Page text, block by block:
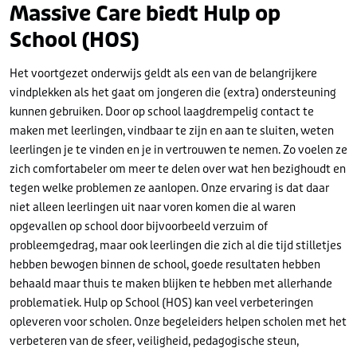
Massive Care biedt Hulp op
School (HOS)
Het voortgezet onderwijs geldt als een van de belangrijkere
vindplekken als het gaat om jongeren die (extra) ondersteuning
kunnen gebruiken. Door op school laagdrempelig contact te
maken met leerlingen, vindbaar te zijn en aan te sluiten, weten
leerlingen je te vinden en je in vertrouwen te nemen. Zo voelen ze
zich comfortabeler om meer te delen over wat hen bezighoudt en
tegen welke problemen ze aanlopen. Onze ervaring is dat daar
niet alleen leerlingen uit naar voren komen die al waren
opgevallen op school door bijvoorbeeld verzuim of
probleemgedrag, maar ook leerlingen die zich al die tijd stilletjes
hebben bewogen binnen de school, goede resultaten hebben
behaald maar thuis te maken blijken te hebben met allerhande
problematiek. Hulp op School (HOS) kan veel verbeteringen
opleveren voor scholen. Onze begeleiders helpen scholen met het
verbeteren van de sfeer, veiligheid, pedagogische steun,